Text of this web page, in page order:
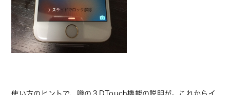
使い方のヒントで、噂の３DTouch機能の説明が。これからイ